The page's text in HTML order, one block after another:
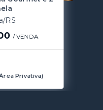
RS
/ VENDA
Privativa)